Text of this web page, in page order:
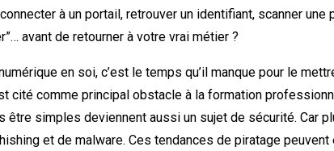
à un portail, retrouver un identifiant, scanner une
avant de retourner à votre vrai métier ?
en soi, c’est le temps qu’il manque pour le
cité comme principal obstacle à la formation
être simples deviennent aussi un sujet de sécurité. Car
et de malware. Ces tendances de piratage